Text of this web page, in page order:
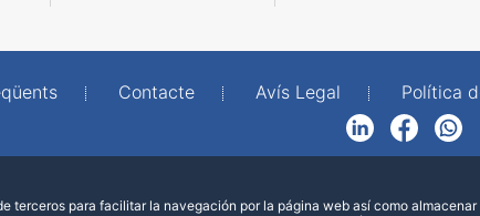
Contacte Avís Legal Política
FacebookWhatsApp
terceros para facilitar la navegación por la página web así como